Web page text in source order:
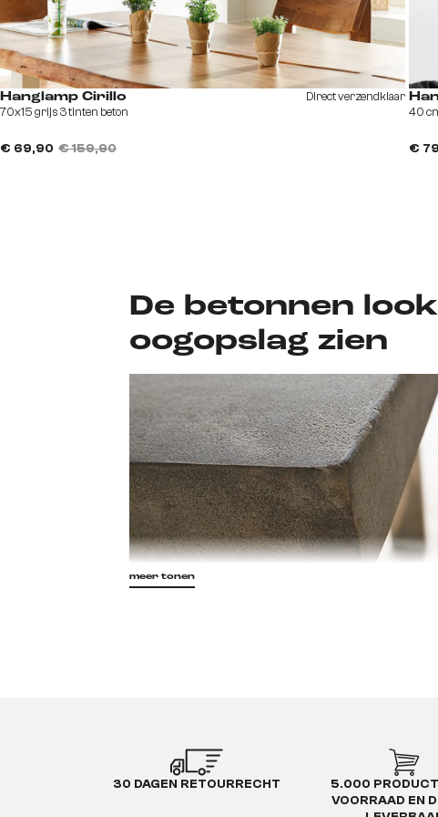
Hanglamp Cirillo
70x15 grijs 3 tinten beton
€ 69,90 € 159,90
Direct verzendklaar
40
€
De betonnen
oogopslag zien
materiaal liggen voor de hand: meubels die
wat een variant van echt beton zou wegen. De
onverwoestbaarheid waarvoor beton zo
worden gecompenseerd door een optische
meer tonen
30 DAGEN RETOURRECHT
5.000
VOORRAAD EN